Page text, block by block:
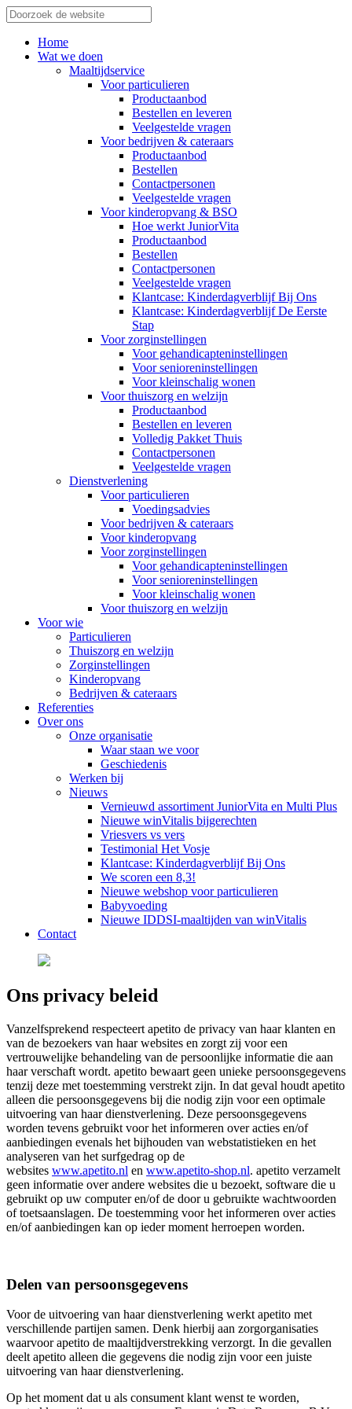
Home
Wat we doen
Maaltijdservice
Voor particulieren
Productaanbod
Bestellen en leveren
Veelgestelde vragen
Voor bedrijven & cateraars
Productaanbod
Bestellen
Contactpersonen
Veelgestelde vragen
Voor kinderopvang & BSO
Hoe werkt JuniorVita
Productaanbod
Bestellen
Contactpersonen
Veelgestelde vragen
Klantcase: Kinderdagverblijf Bij Ons
Klantcase: Kinderdagverblijf De Eerste
Stap
Voor zorginstellingen
Voor gehandicapteninstellingen
Voor senioreninstellingen
Voor kleinschalig wonen
Voor thuiszorg en welzijn
Productaanbod
Bestellen en leveren
Volledig Pakket Thuis
Contactpersonen
Veelgestelde vragen
Dienstverlening
Voor particulieren
Voedingsadvies
Voor bedrijven & cateraars
Voor kinderopvang
Voor zorginstellingen
Voor gehandicapteninstellingen
Voor senioreninstellingen
Voor kleinschalig wonen
Voor thuiszorg en welzijn
Voor wie
Particulieren
Thuiszorg en welzijn
Zorginstellingen
Kinderopvang
Bedrijven & cateraars
Referenties
Over ons
Onze organisatie
Waar staan we voor
Geschiedenis
Werken bij
Nieuws
Vernieuwd assortiment JuniorVita en Multi Plus
Nieuwe winVitalis bijgerechten
Vriesvers vs vers
Testimonial Het Vosje
Klantcase: Kinderdagverblijf Bij Ons
We scoren een 8,3!
Nieuwe webshop voor particulieren
Babyvoeding
Nieuwe IDDSI-maaltijden van winVitalis
Contact
Ons privacy beleid
Vanzelfsprekend respecteert apetito de privacy van haar klanten en
van de bezoekers van haar websites en zorgt zij voor een
vertrouwelijke behandeling van de persoonlijke informatie die aan
haar verschaft wordt. apetito bewaart geen unieke persoonsgegevens
tenzij deze met toestemming verstrekt zijn. In dat geval houdt apetito
alleen die persoonsgegevens bij die nodig zijn voor een optimale
uitvoering van haar dienstverlening. Deze persoonsgegevens
worden tevens gebruikt voor het informeren over acties en/of
aanbiedingen evenals het bijhouden van webstatistieken en het
analyseren van het surfgedrag op de
websites www.apetito.nl en www.apetito-shop.nl. apetito verzamelt
geen informatie over andere websites die u bezoekt, software die u
gebruikt op uw computer en/of de door u gebruikte wachtwoorden
of toetsaanslagen. De toestemming voor het informeren over acties
en/of aanbiedingen kan op ieder moment herroepen worden.
Delen van persoonsgegevens
Voor de uitvoering van haar dienstverlening werkt apetito met
verschillende partijen samen. Denk hierbij aan zorgorganisaties
waarvoor apetito de maaltijdverstrekking verzorgt. In die gevallen
deelt apetito alleen die gegevens die nodig zijn voor een juiste
uitvoering van haar dienstverlening.
Op het moment dat u als consument klant wenst te worden,